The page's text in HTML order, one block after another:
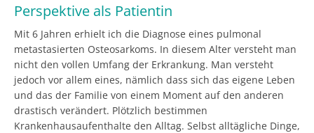
Perspektive als Patientin
Mit 6 Jahren erhielt ich die Diagnose eines pulmonal
metastasierten Osteosarkoms. In diesem Alter versteht man
nicht den vollen Umfang der Erkrankung. Man versteht
jedoch vor allem eines, nämlich dass sich das eigene Leben
und das der Familie von einem Moment auf den anderen
drastisch verändert. Plötzlich bestimmen
Krankenhausaufenthalte den Alltag. Selbst alltägliche Dinge,